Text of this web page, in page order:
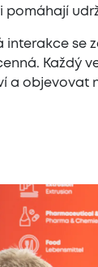
pomáhají
interakce se
Každý
a objevovat